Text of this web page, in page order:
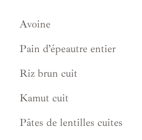
Avoine
Pain d’épeautre entier
Riz brun cuit
Kamut cuit
Pâtes de lentilles cuites